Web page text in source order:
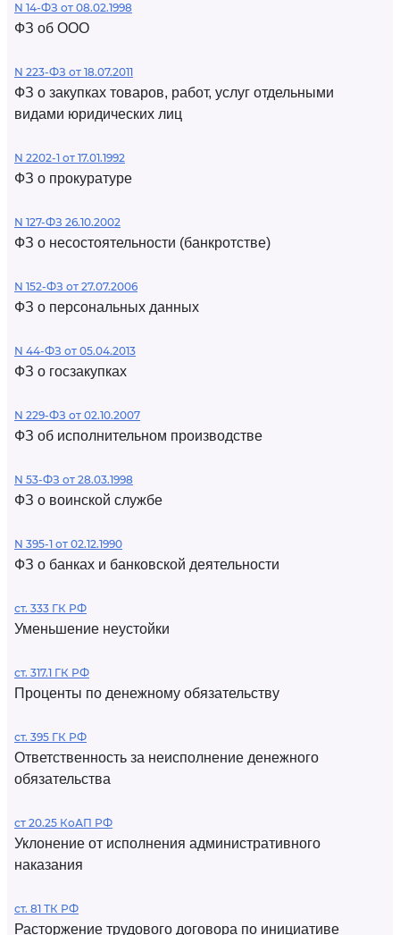
N 14-ФЗ от 08.02.1998
ФЗ об ООО
N 223-ФЗ от 18.07.2011
ФЗ о закупках товаров, работ, услуг отдельными
видами юридических лиц
N 2202-1 от 17.01.1992
ФЗ о прокуратуре
N 127-ФЗ 26.10.2002
ФЗ о несостоятельности (банкротстве)
N 152-ФЗ от 27.07.2006
ФЗ о персональных данных
N 44-ФЗ от 05.04.2013
ФЗ о госзакупках
N 229-ФЗ от 02.10.2007
ФЗ об исполнительном производстве
N 53-ФЗ от 28.03.1998
ФЗ о воинской службе
N 395-1 от 02.12.1990
ФЗ о банках и банковской деятельности
ст. 333 ГК РФ
Уменьшение неустойки
ст. 317.1 ГК РФ
Проценты по денежному обязательству
ст. 395 ГК РФ
Ответственность за неисполнение денежного
обязательства
ст 20.25 КоАП РФ
Уклонение от исполнения административного
наказания
ст. 81 ТК РФ
Расторжение трудового договора по инициативе